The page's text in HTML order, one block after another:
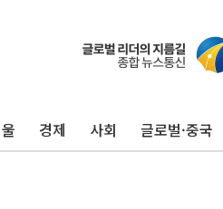
경제 사회 글로벌·중국